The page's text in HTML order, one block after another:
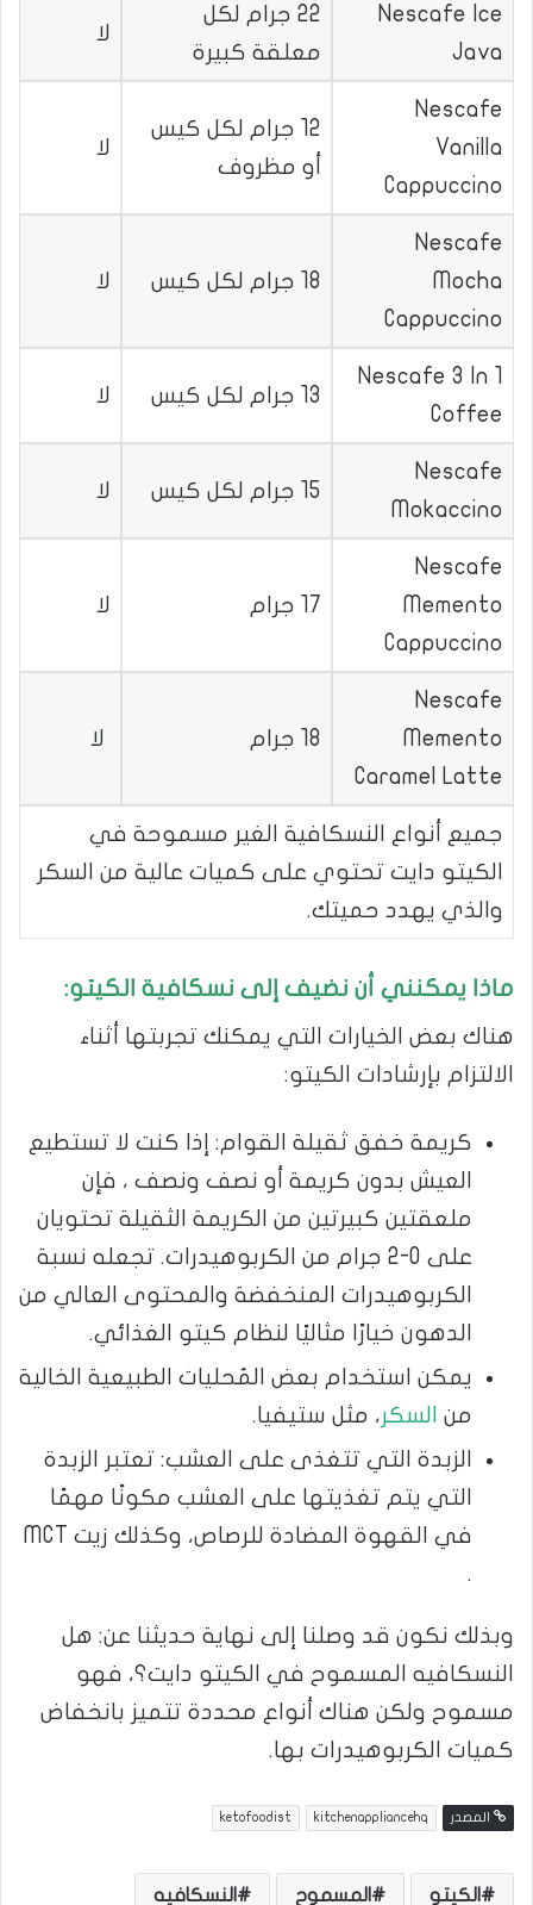
Nescafe Ice
Java
22 جرام لكل
معلقة كبيرة
لا
Nescafe
Vanilla
Cappuccino
12 جرام لكل كيس
أو مظروف
لا
Nescafe
Mocha
Cappuccino
18 جرام لكل كيس لا
Nescafe 3 In 1
Coffee
13 جرام لكل كيس لا
Nescafe
Mokaccino
15 جرام لكل كيس لا
Nescafe
Memento
Cappuccino
17 جرام لا
Nescafe
Memento
Caramel Latte
18 جرام لا
جميع أنواع النسكافية الغير مسموحة في
الكيتو دايت تحتوي على كميات عالية من السكر
والذي يهدد حميتك.
ماذا يمكنني أن نضيف إلى نسكافية الكيتو:
هناك بعض الخيارات التي يمكنك تجربتها أثناء
الالتزام بإرشادات الكيتو:
كريمة خفق ثقيلة القوام: إذا كنت لا تستطيع
العيش بدون كريمة أو نصف ونصف ، فإن
ملعقتين كبيرتين من الكريمة الثقيلة تحتويان
على 0-2 جرام من الكربوهيدرات. تجعله نسبة
الكربوهيدرات المنخفضة والمحتوى العالي من
الدهون خيارًا مثاليًا لنظام كيتو الغذائي.
يمكن استخدام بعض المُحليات الطبيعية الخالية
من السكر، مثل ستيفيا.
الزبدة التي تتغذى على العشب: تعتبر الزبدة
التي يتم تغذيتها على العشب مكونًا مهمًا
في القهوة المضادة للرصاص، وكذلك زيت MCT
.
وبذلك نكون قد وصلنا إلى نهاية حديثنا عن: هل
النسكافيه المسموح في الكيتو دايت؟، فهو
مسموح ولكن هناك أنواع محددة تتميز بانخفاض
كميات الكربوهيدرات بها.
المصدر kitchenappliancehq
ketofoodist
الكيتو المسموح النسكافيه